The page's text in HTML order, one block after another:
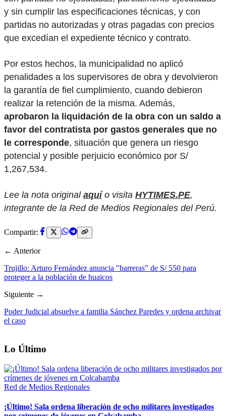
y sin cumplir las especificaciones técnicas, y con
partidas no autorizadas y otras pagadas con precios
que excedían el expediente técnico y contrato.
Por estos hechos, la municipalidad no aplicó
penalidades a los supervisores de obra y devolvieron
la garantía de fiel cumplimiento, cuando debieron
realizar la retención de la misma. Además,
aprobaron la liquidación de la obra con un saldo a
favor del contratista por gastos generales que no
le corresponde, situación que genera un riesgo
potencial y posible perjuicio económico por S/
1,267,534.
Lee la nota original aquío visita HYTIMES.PE,
integrante de la Red de Medios Regionales del Perú.
Compartir:
← Anterior
Trujillo: Arturo Fernández anuncia "barreras" de S/ 550 para
proteger a la población de huaicos
Siguiente →
Poder Judicial absuelve a familia Sánchez Paredes y ordena archivar
el caso
Lo Último
Red de Medios Regionales
¡Último! Sala ordena liberación de ocho militares investigados